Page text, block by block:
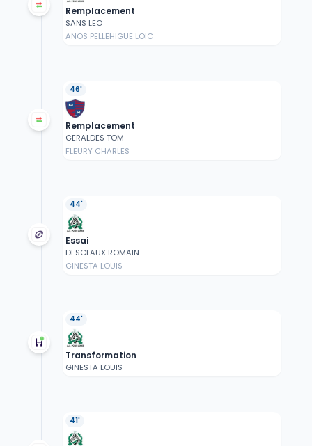
Remplacement
SANS LEO
ANOS PELLEHIGUE LOIC
46'
Remplacement
GERALDES TOM
FLEURY CHARLES
44'
Essai
DESCLAUX ROMAIN
GINESTA LOUIS
44'
Transformation
GINESTA LOUIS
41'